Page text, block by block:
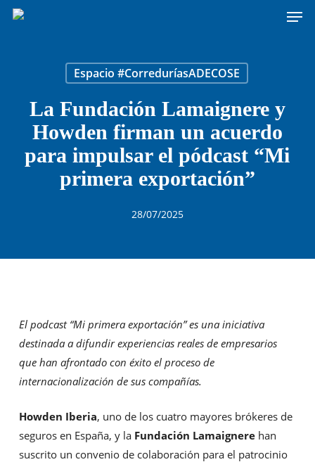
Skip
Espacio #CorreduríasADECOSE
La Fundación Lamaignere y
Howden firman un acuerdo
para impulsar el pódcast “Mi
primera exportación”
28/07/2025
El podcast “Mi primera exportación” es una iniciativa
destinada a difundir experiencias reales de empresarios
que han afrontado con éxito el proceso de
internacionalización de sus compañías.
Howden Iberia, uno de los cuatro mayores brókeres de
seguros en España, y la Fundación Lamaignere han
suscrito un convenio de colaboración para el patrocinio